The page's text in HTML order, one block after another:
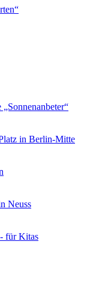
in Berlin-Mitte
Neuss
für Kitas